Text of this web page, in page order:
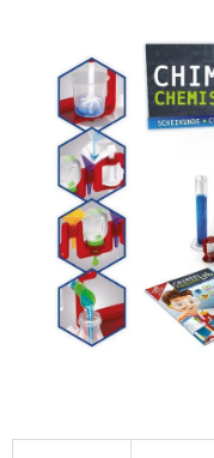
0,0
hvězdiček.